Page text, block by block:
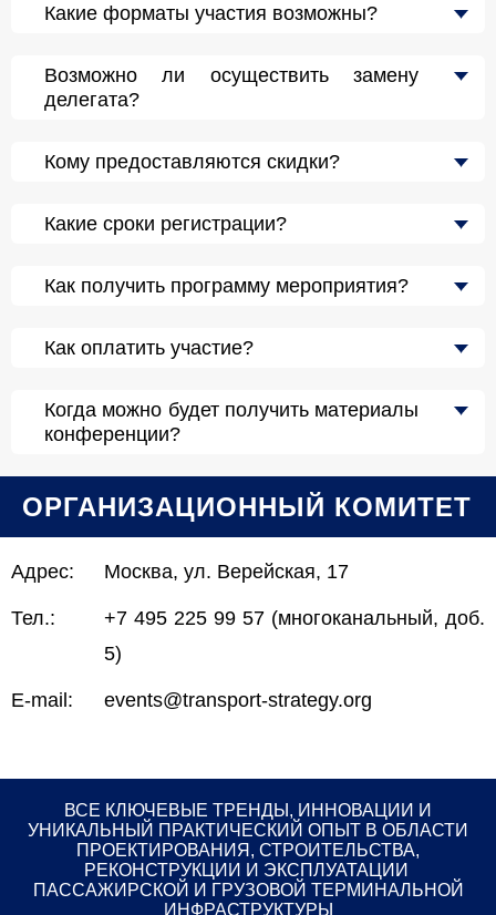
Какие форматы участия возможны?
Возможно ли осуществить замену
делегата?
Кому предоставляются скидки?
Какие сроки регистрации?
Как получить программу мероприятия?
Как оплатить участие?
Когда можно будет получить материалы
конференции?
ОРГАНИЗАЦИОННЫЙ КОМИТЕТ
Адрес: Москва, ул. Верейская, 17
Тел.:
+7 495 225 99 57 (многоканальный, доб.
5)
E-mail: events@transport-strategy.org
ВСЕ КЛЮЧЕВЫЕ ТРЕНДЫ, ИННОВАЦИИ И
УНИКАЛЬНЫЙ ПРАКТИЧЕСКИЙ ОПЫТ В ОБЛАСТИ
ПРОЕКТИРОВАНИЯ, СТРОИТЕЛЬСТВА,
РЕКОНСТРУКЦИИ И ЭКСПЛУАТАЦИИ
ПАССАЖИРСКОЙ И ГРУЗОВОЙ ТЕРМИНАЛЬНОЙ
ИНФРАСТРУКТУРЫ